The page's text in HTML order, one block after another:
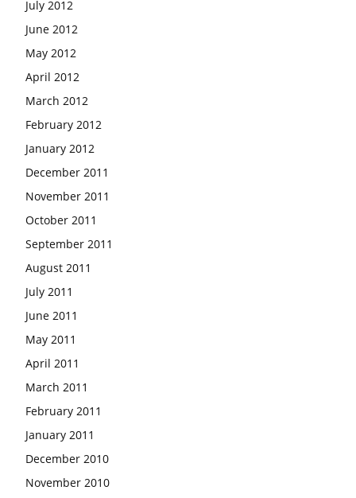
July 2012
June 2012
May 2012
April 2012
March 2012
February 2012
January 2012
December 2011
November 2011
October 2011
September 2011
August 2011
July 2011
June 2011
May 2011
April 2011
March 2011
February 2011
January 2011
December 2010
November 2010